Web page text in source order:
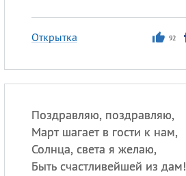
Открытка 92
Поздравляю, поздравляю,
Март шагает в гости к нам,
Солнца, света я желаю,
Быть счастливейшей из дам!